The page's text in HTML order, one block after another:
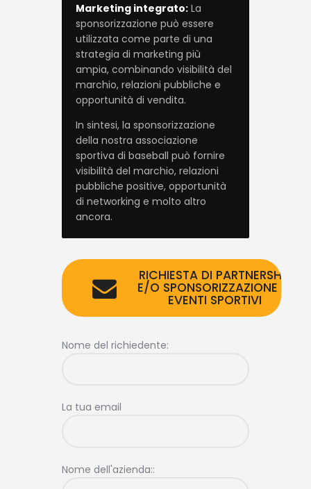
Marketing integrato: La
sponsorizzazione può essere
utilizzata come parte di una
strategia di marketing più
ampia, combinando visibilità del
marchio, relazioni pubbliche e
opportunità di vendita.
In sintesi, la sponsorizzazione
della nostra associazione
sportiva di baseball può fornire
visibilità del marchio, relazioni
pubbliche positive, opportunità
di networking e molto altro
ancora.
RICHIESTA DI PARTNERSHIP
E/O SPONSORIZZAZIONE DI
EVENTI SPORTIVI
Nome del richiedente:
La tua email
Nome dell'azienda::